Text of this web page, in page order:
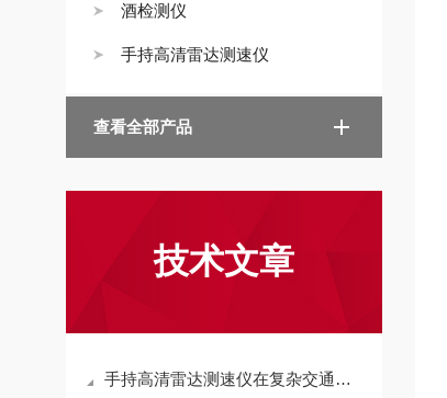
酒检测仪
手持高清雷达测速仪
查看全部产品
技术文章
手持高清雷达测速仪在复杂交通环境下多车道目标识别与锁定技术